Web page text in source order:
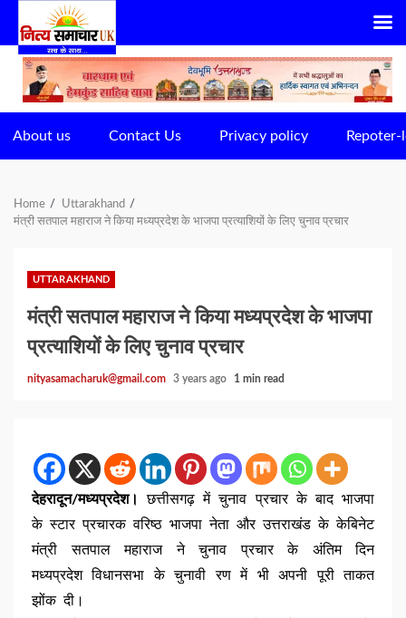
Skip
content
About us Contact Us Privacy policy Repoter-
Home
Uttarakhand
मंत्री सतपाल महाराज ने किया मध्यप्रदेश के भाजपा प्रत्याशियों के लिए चुनाव प्रचार
UTTARAKHAND
मंत्री सतपाल महाराज ने किया मध्यप्रदेश के भाजपा
प्रत्याशियों के लिए चुनाव प्रचार
nityasamacharuk@gmail.com 3 years ago 1 min read
देहरादून/मध्यप्रदेश।
छत्तीसगढ़ में चुनाव प्रचार के बाद भाजपा
के स्टार प्रचारक वरिष्ठ भाजपा नेता और उत्तराखंड के केबिनेट
मंत्री सतपाल महाराज ने चुनाव प्रचार के अंतिम दिन
मध्यप्रदेश विधानसभा के चुनावी रण में भी अपनी पूरी ताकत
झोंक दी।